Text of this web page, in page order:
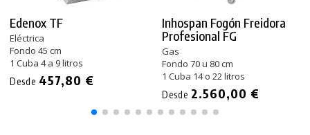
Edenox TF
Eléctrica
Fondo 45 cm
1 Cuba 4 a 9 litros
Desde 457,80 €
Inhospan Fogón Freidora
Profesional FG
Gas
Fondo 70 u 80 cm
1 Cuba 14 o 22 litros
Desde 2.560,00 €